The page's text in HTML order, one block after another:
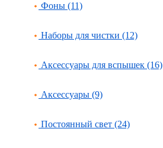
Фоны (11)
Наборы для чистки (12)
Аксессуары для вспышек (16)
Аксессуары (9)
Постоянный свет (24)